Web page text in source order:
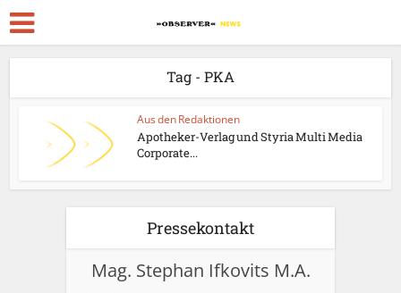
Tag - PKA
Aus den Redaktionen
Apotheker-Verlag und Styria Multi Media
Corporate...
Pressekontakt
Mag. Stephan Ifkovits M.A.